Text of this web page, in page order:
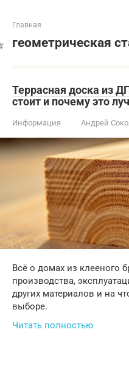
Главная
геометрическая
Террасная доска из
стоит и почему это
Информация Андрей
Всё о домах из клееного
производства,
других материалов и на
выборе.
Читать полностью